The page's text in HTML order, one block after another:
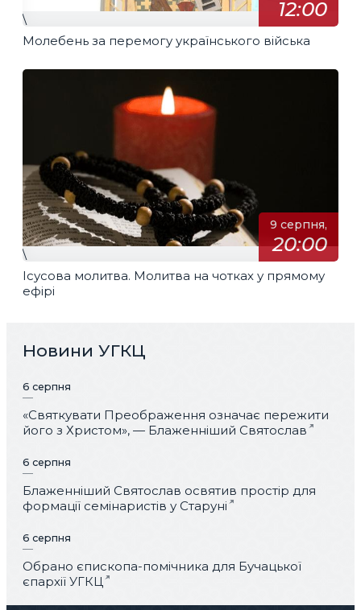
12:00
\
Молебень за перемогу українського війська
9 серпня,
20:00
\
Ісусова молитва. Молитва на чотках у прямому
ефірі
Новини УГКЦ
6 серпня
«Святкувати Преображення означає пережити
його з Христом», — Блаженніший Святослав
6 серпня
Блаженніший Святослав освятив простір для
формації семінаристів у Старуні
6 серпня
Обрано єпископа-помічника для Бучацької
єпархії УГКЦ